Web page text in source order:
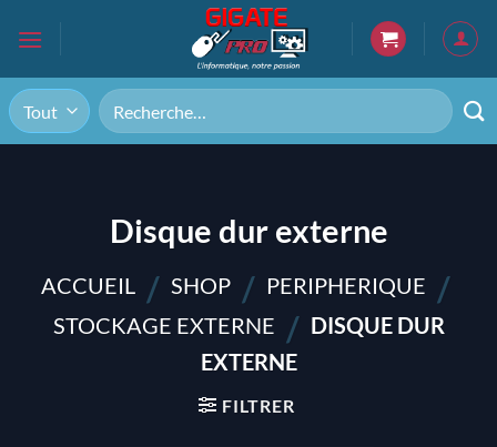
Recherche
pour :
Disque dur externe
ACCUEIL / SHOP / PERIPHERIQUE /
STOCKAGE EXTERNE / DISQUE DUR
EXTERNE
FILTRER